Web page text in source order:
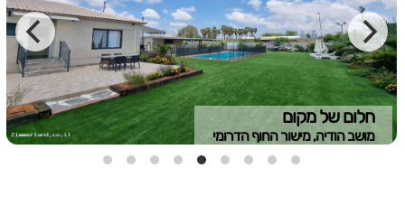
חלום של מקום
מושב הודיה, מישור החוף הדרומי